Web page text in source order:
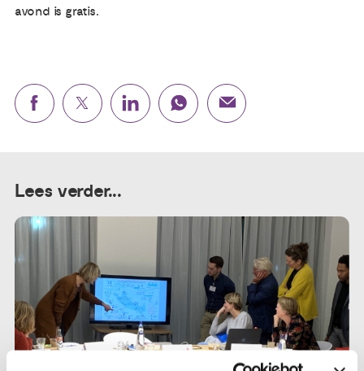
avond is gratis.
Lees verder...